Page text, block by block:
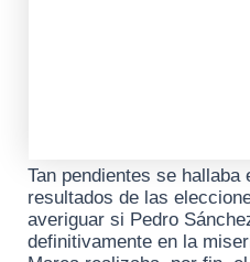
Tan pendientes se hallaba
resultados de las
averiguar si Pedro
definitivamente en la